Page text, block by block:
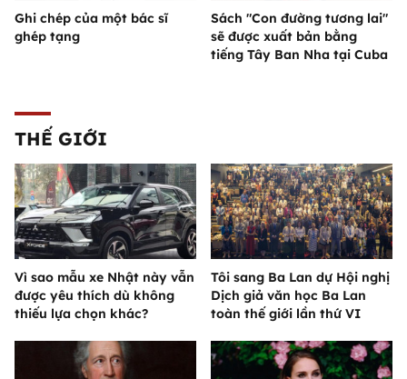
Ghi chép của một bác sĩ
ghép tạng
Sách "Con đường tương lai"
sẽ được xuất bản bằng
tiếng Tây Ban Nha tại Cuba
THẾ GIỚI
Vì sao mẫu xe Nhật này vẫn
được yêu thích dù không
thiếu lựa chọn khác?
Tôi sang Ba Lan dự Hội nghị
Dịch giả văn học Ba Lan
toàn thế giới lần thứ VI